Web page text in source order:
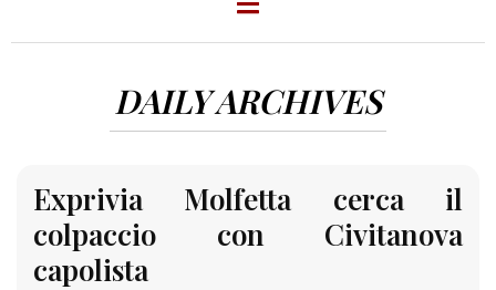
DAILY ARCHIVES
Exprivia Molfetta cerca il
colpaccio con Civitanova
capolista